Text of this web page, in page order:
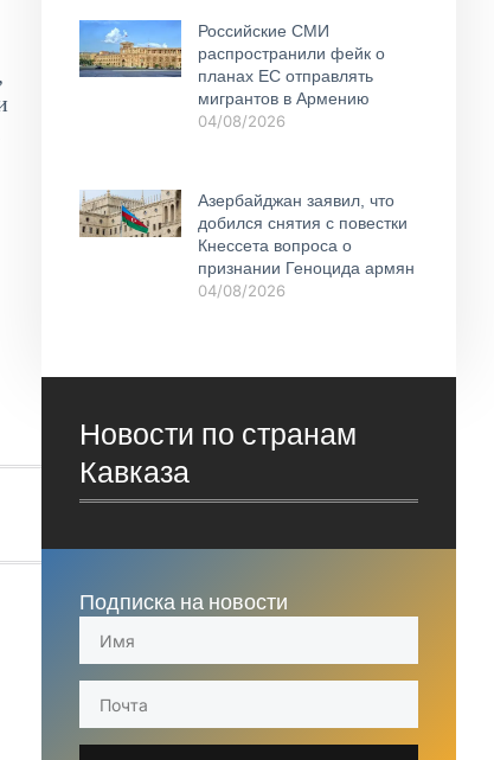
Российские СМИ
распространили фейк о
планах ЕС отправлять
мигрантов в Армению
04/08/2026
Азербайджан заявил, что
добился снятия с повестки
Кнессета вопроса о
признании Геноцида армян
04/08/2026
Новости по странам
Кавказа
Подписка на новости